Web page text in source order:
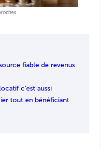
fiable de revenus
c’est aussi
tout en bénéficiant